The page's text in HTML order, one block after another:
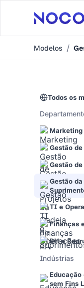
Modelos
Todos os
Marketing
Gestão
Gestão
Gestão
TI e
Finanças
RH e
Indústrias
Educação
sem Fins